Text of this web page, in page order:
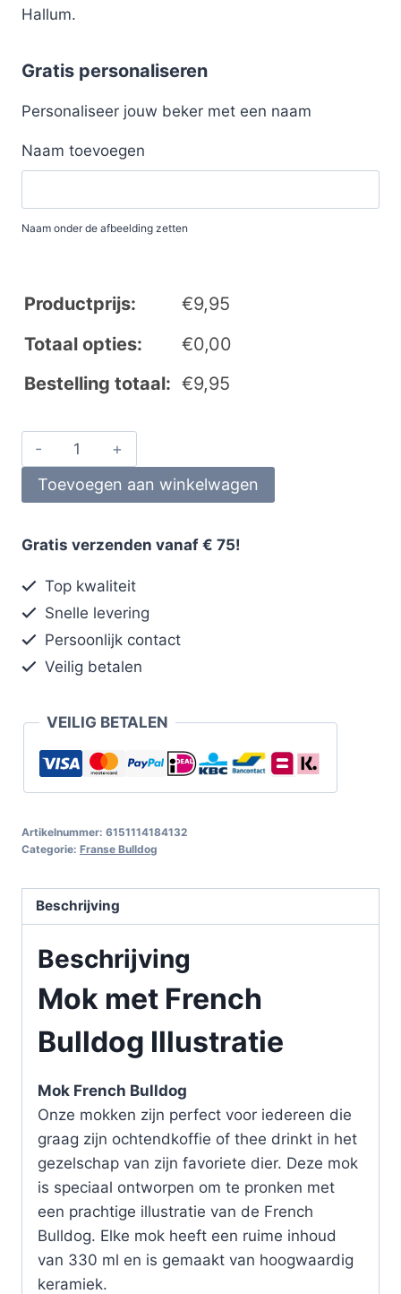
Hallum.
Gratis personaliseren
Personaliseer jouw beker met een naam
Naam toevoegen
Naam onder de afbeelding zetten
Productprijs: €9,95
Totaal opties:
€0,00
Bestelling totaal: €9,95
Toevoegen aan winkelwagen
Gratis verzenden vanaf € 75!
Top kwaliteit
Snelle levering
Persoonlijk contact
Veilig betalen
VEILIG BETALEN
Artikelnummer: 6151114184132
Categorie: Franse Bulldog
Beschrijving
Beschrijving
Mok met French
Bulldog Illustratie
Mok French Bulldog
Onze mokken zijn perfect voor iedereen die
graag zijn ochtendkoffie of thee drinkt in het
gezelschap van zijn favoriete dier. Deze mok
is speciaal ontworpen om te pronken met
een prachtige illustratie van de French
Bulldog. Elke mok heeft een ruime inhoud
van 330 ml en is gemaakt van hoogwaardig
keramiek.